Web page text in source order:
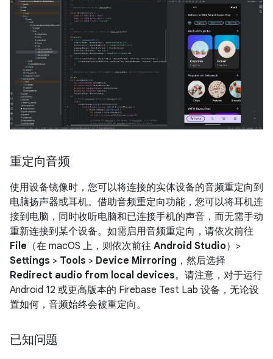
重定向音频
使用设备镜像时，您可以将连接的实体设备的音频重定向到
电脑扬声器或耳机。借助音频重定向功能，您可以将耳机连
接到电脑，同时收听电脑和已连接手机的声音，而无需手动
重新连接到某个设备。如需启用音频重定向，请依次前往
File （在 macOS 上，则依次前往 Android Studio）>
Settings > Tools > Device Mirroring ，然后选择
Redirect audio from local devices。请注意，对于运行
Android 12 或更高版本的 Firebase Test Lab 设备，无论设
置如何，音频始终会被重定向。
已知问题